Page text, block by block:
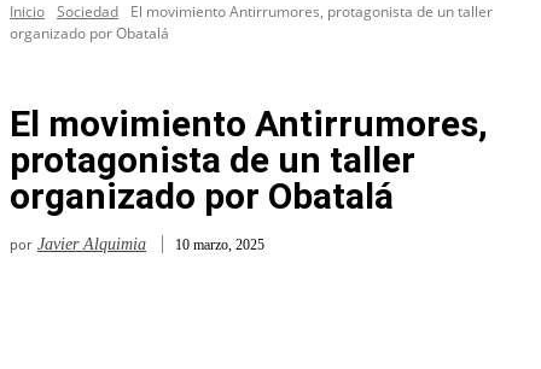
Inicio Sociedad
El movimiento Antirrumores, protagonista de un taller
organizado por Obatalá
El movimiento Antirrumores,
protagonista de un taller
organizado por Obatalá
por Javier Alquimia 10 marzo, 2025